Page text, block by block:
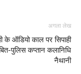
अगला लेख
के ऑडियो काल पर सिपाही
पुलिस कप्तान कलानिधि
नैथानी